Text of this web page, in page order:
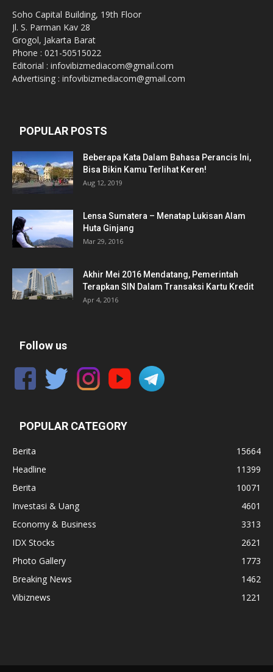
Soho Capital Building, 19th Floor
Jl. S. Parman Kav 28
Grogol, Jakarta Barat
Phone : 021-50515022
Editorial : infovibizmediacom@gmail.com
Advertising : infovibizmediacom@gmail.com
POPULAR POSTS
Beberapa Kata Dalam Bahasa Perancis Ini,
Bisa Bikin Kamu Terlihat Keren!
Aug 12, 2019
Lensa Sumatera – Menatap Lukisan Alam
Huta Ginjang
Mar 29, 2016
Akhir Mei 2016 Mendatang, Pemerintah
Terapkan SIN Dalam Transaksi Kartu Kredit
Apr 4, 2016
Follow us
POPULAR CATEGORY
Berita
15664
Headline
11399
Berita
10071
Investasi & Uang
4601
Economy & Business
3313
IDX Stocks
2621
Photo Gallery
1773
Breaking News
1462
Vibiznews
1221